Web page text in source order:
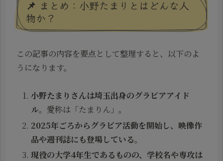
📌 まとめ：小野たまりとはどんな人
物か？
この記事の内容を要点として整理すると、以下のよ
うになります。
小野たまりさんは埼玉出身のグラビアアイド
ル。愛称は「たまりん」。
2025年ごろからグラビア活動を開始し、映像作
品や週刊誌にも登場している。
現役の大学4年生であるものの、学校名や専攻は